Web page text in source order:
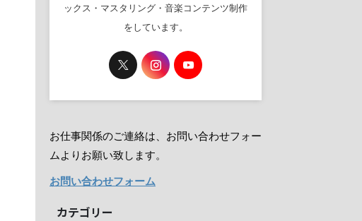
ックス・マスタリング・音楽コンテンツ制作
をしています。
お仕事関係のご連絡は、お問い合わせフォー
ムよりお願い致します。
お問い合わせフォーム
カテゴリー